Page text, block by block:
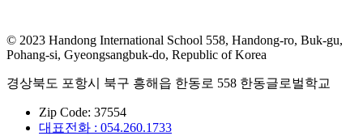
© 2023 Handong International School 558, Handong-ro, Buk-gu,
Pohang-si, Gyeongsangbuk-do, Republic of Korea
경상북도 포항시 북구 흥해읍 한동로 558 한동글로벌학교
Zip Code: 37554
대표전화 : 054.260.1733